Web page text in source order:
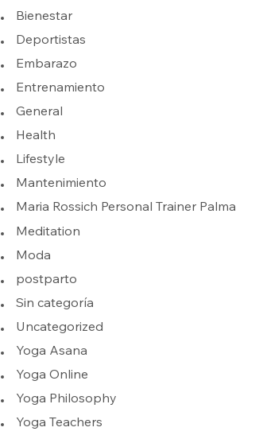
Bienestar
Deportistas
Embarazo
Entrenamiento
General
Health
Lifestyle
Mantenimiento
Maria Rossich Personal Trainer Palma
Meditation
Moda
postparto
Sin categoría
Uncategorized
Yoga Asana
Yoga Online
Yoga Philosophy
Yoga Teachers